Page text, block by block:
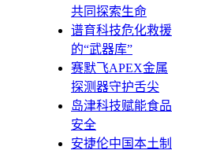
共同探索生命
谱育科技危化救援
的“武器库”
赛默飞APEX金属
探测器守护舌尖
岛津科技赋能食品
安全
安捷伦中国本土制